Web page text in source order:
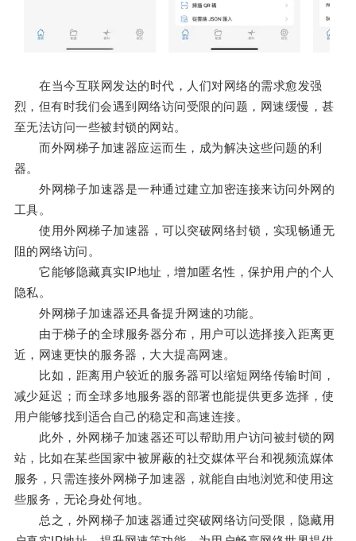
在当今互联网发达的时代，人们对网络的需求愈发强
烈，但有时我们会遇到网络访问受限的问题，网速缓慢，甚
至无法访问一些被封锁的网站。
而外网梯子加速器应运而生，成为解决这些问题的利
器。
外网梯子加速器是一种通过建立加密连接来访问外网的
工具。
使用外网梯子加速器，可以突破网络封锁，实现畅通无
阻的网络访问。
它能够隐藏真实IP地址，增加匿名性，保护用户的个人
隐私。
外网梯子加速器还具备提升网速的功能。
由于梯子的全球服务器分布，用户可以选择接入距离更
近，网速更快的服务器，大大提高网速。
比如，距离用户较近的服务器可以缩短网络传输时间，
减少延迟；而全球多地服务器的部署也能提供更多选择，使
用户能够找到适合自己的稳定和高速连接。
此外，外网梯子加速器还可以帮助用户访问被封锁的网
站，比如在某些国家中被屏蔽的社交媒体平台和视频流媒体
服务，只需连接外网梯子加速器，就能自由地浏览和使用这
些服务，无论身处何地。
总之，外网梯子加速器通过突破网络访问受限，隐藏用